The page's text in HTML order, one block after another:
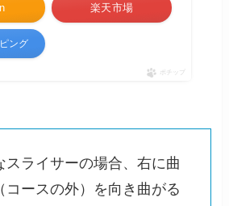
楽天市場
ング
ポチップ
スライサーの場合、右に曲
コースの外）を向き曲がる